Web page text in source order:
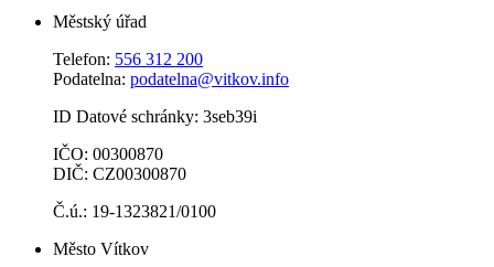
Městský úřad
Telefon: 556 312 200
Podatelna: podatelna@vitkov.info
ID Datové schránky: 3seb39i
IČO: 00300870
DIČ: CZ00300870
Č.ú.: 19-1323821/0100
Město Vítkov